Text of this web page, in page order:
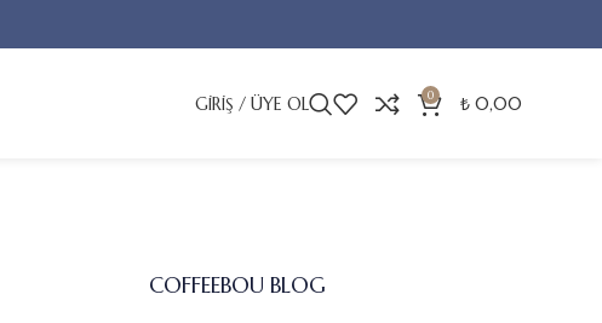
GIRIŞ / ÜYE OL 0 ₺ 0,00
COFFEEBOU BLOG